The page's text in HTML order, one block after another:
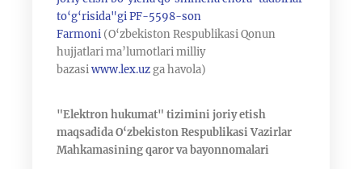
to‘g‘risida"gi PF-5598-son
Farmoni (O‘zbekiston Respublikasi Qonun
hujjatlari ma’lumotlari milliy
bazasiwww.lex.uz ga havola)
"Elektron hukumat" tizimini joriy etish
maqsadida O‘zbekiston Respublikasi Vazirlar
Mahkamasining qaror va bayonnomalari